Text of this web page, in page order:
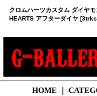
クロムハーツカスタム ダイヤ
HEARTS アフターダイヤ
HOME |